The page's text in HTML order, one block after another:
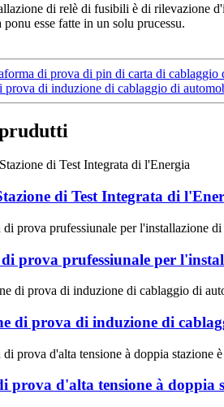
di relè di fusibili è di rilevazione
esse fatte in un solu prucessu.
di prova di pin di carta di cablaggio
prova di induzione di cablaggio di
di Test Integrata di
prova prufessiunale per
di prova di induzione di
prova d'alta tensione à doppia